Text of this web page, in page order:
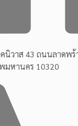
นิวาส 43 ถนนลาดพร้
มหานคร 10320